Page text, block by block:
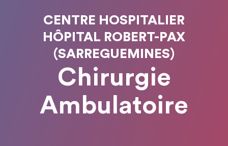
CENTRE HOSPITALIER
HÔPITAL ROBERT-PAX
(SARREGUEMINES)
Chirurgie
Ambulatoire